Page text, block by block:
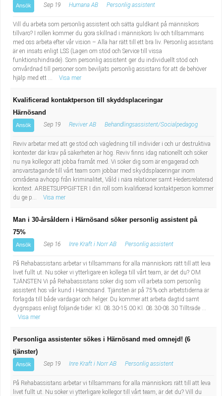
Ansök Sep 19 Humana AB Personlig assistent
Vill du arbeta som personlig assistent och sätta guldkant på människors
tillvaro? I rollen kommer du göra skillnad i människors liv och tillsammans
med oss arbeta efter vår vision – Alla har rätt till ett bra liv. Personlig assistans
är en insats enligt LSS (Lagen om stöd och Service till vissa
funktionshindrade). Som personlig assistent ger du individuellt stöd och
omvårdnad till personer som beviljats personlig assistans för att de behöver
hjälp med ett ...
Visa mer
Kvalificerad kontaktperson till skyddsplaceringar
Härnösand
Ansök Sep 19 Reviver AB Behandlingsassistent/Socialpedagog
Reviv arbetar med att ge stöd och vägledning till individer i och ur destruktiva
kontexter där krav på säkerheten är hög. Reviv finns idag nationellt och söker
nu nya kollegor att jobba framåt med. Vi söker dig som är engagerad och
ansvarstagande till vårt team som jobbar med skyddsplaceringar inom
områdena avhopp från kriminalitet, Våld i nära relationer samt Hedersrelaterad
kontext. ARBETSUPPGIFTER I din roll som kvalificerad kontaktperson kommer
du ge p...
Visa mer
Man i 30-årsåldern i Härnösand söker personlig assistent på
75%
Ansök Sep 16 Inre Kraft i Norr AB Personlig assistent
På Rehabassistans arbetar vi tillsammans för alla människors rätt till att leva
livet fullt ut. Nu söker vi ytterligare en kollega till vårt team, är det du? OM
TJÄNSTEN Vi på Rehabassistans söker dig som vill arbeta som personlig
assistent hos vår kund i Härnösand. Tjänsten är på 75% och arbetstiderna är
förlagda till både vardagar och helger. Du kommer att arbeta dagtid samt
dygnspass enligt följande tider: Kl. 08.30-15.00 Kl. 08.30-08.30 Tillträde ...
Visa mer
Personliga assistenter sökes i Härnösand med omnejd! (6
tjänster)
Ansök Sep 19 Inre Kraft i Norr AB Personlig assistent
På Rehabassistans arbetar vi tillsammans för alla människors rätt till att leva
livet fullt ut. Nu söker vi ytterligare kollegor till vårt team, är det du? Vill du